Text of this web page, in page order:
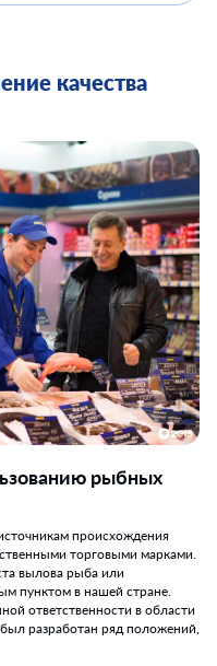
качества
рыбных
происхождения
торговыми марками.
вылова рыба или
пунктом в нашей стране.
ответственности в области
разработан ряд положений,